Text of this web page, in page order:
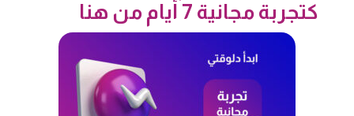
كتجربة مجانية 7 أيام من هنا